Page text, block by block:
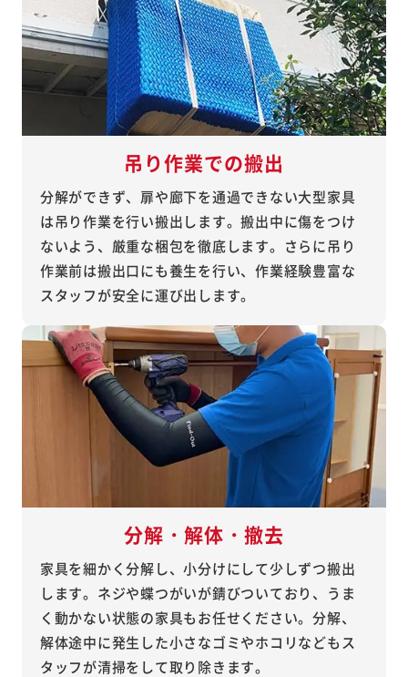
吊り作業での搬出
分解ができず、扉や廊下を通過できない大型家具
は吊り作業を行い搬出します。搬出中に傷をつけ
ないよう、厳重な梱包を徹底します。さらに吊り
作業前は搬出口にも養生を行い、作業経験豊富な
スタッフが安全に運び出します。
分解・解体・撤去
家具を細かく分解し、小分けにして少しずつ搬出
します。ネジや蝶つがいが錆びついており、うま
く動かない状態の家具もお任せください。分解、
解体途中に発生した小さなゴミやホコリなどもス
タッフが清掃をして取り除きます。